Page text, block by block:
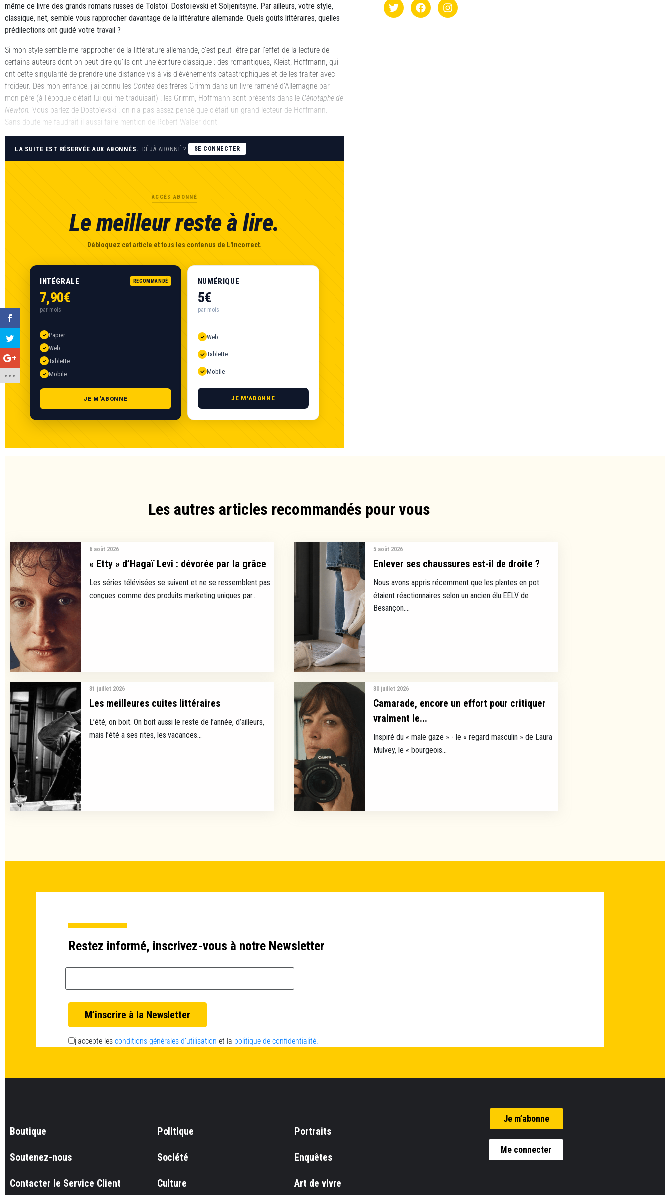
même ce livre des grands romans russes de Tolstoï, Dostoïevski et Soljenitsyne. Par ailleurs, votre style,
classique, net, semble vous rapprocher davantage de la littérature allemande. Quels goûts littéraires, quelles
prédilections ont guidé votre travail ?
Si mon style semble me rapprocher de la littérature allemande, c’est peut- être par l’effet de la lecture de
certains auteurs dont on peut dire qu’ils ont une écriture classique : des romantiques, Kleist, Hoffmann, qui
ont cette singularité de prendre une distance vis-à-vis d’événements catastrophiques et de les traiter avec
froideur. Dès mon enfance, j’ai connu les Contes des frères Grimm dans un livre ramené d’Allemagne par
mon père (à l’époque c’était lui qui me traduisait) : les Grimm, Hoffmann sont présents dans le Cénotaphe de
Newton. Vous parlez de Dostoïevski : on n’a pas assez pensé que c’était un grand lecteur de Hoffmann.
Sans doute me faudrait-il aussi faire mention de Robert Walser dont
LA SUITE EST RÉSERVÉE AUX ABONNÉS. DÉJÀ ABONNÉ ? SE CONNECTER
ACCÈS ABONNÉ
Le meilleur reste à lire.
Débloquez cet article et tous les contenus de L'Incorrect.
INTÉGRALE RECOMMANDÉ
7,90€
par mois
Papier
Web
Tablette
Mobile
JE M'ABONNE
NUMÉRIQUE
5€
par mois
Web
Tablette
Mobile
JE M'ABONNE
Les autres articles recommandés pour vous​
6 août 2026
« Etty » d’Hagaï Levi : dévorée par la grâce
Les séries télévisées se suivent et ne se ressemblent pas :
conçues comme des produits marketing uniques par...
5 août 2026
Enlever ses chaussures est-il de droite ?
Nous avons appris récemment que les plantes en pot
étaient réactionnaires selon un ancien élu EELV de
Besançon....
31 juillet 2026
Les meilleures cuites littéraires
L’été, on boit. On boit aussi le reste de l’année, d’ailleurs,
mais l’été a ses rites, les vacances...
30 juillet 2026
Camarade, encore un effort pour critiquer
vraiment le...
Inspiré du « male gaze » - le « regard masculin » de Laura
Mulvey, le « bourgeois...
Restez informé, inscrivez-vous à notre Newsletter
j’accepte les conditions générales d’utilisation et la politique de confidentialité.
Boutique
Soutenez-nous
Contacter le Service Client
Politique
Société
Culture
Portraits
Enquêtes
Art de vivre
Je m’abonne
Me connecter